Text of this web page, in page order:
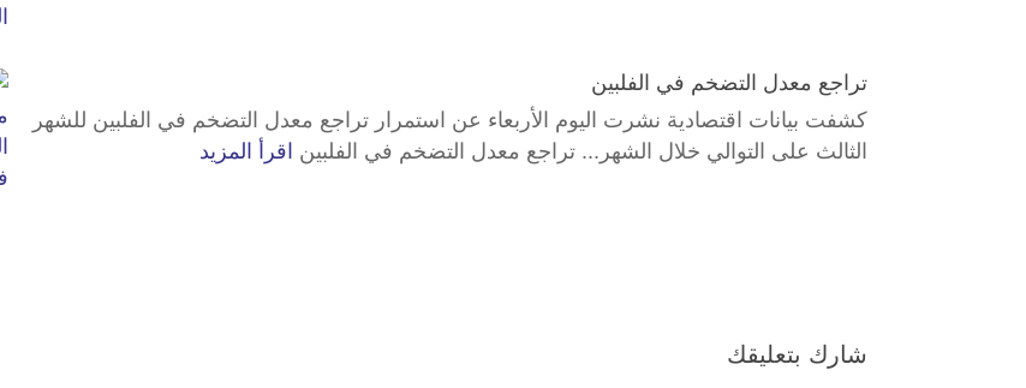
تراجع معدل التضخم في الفلبين
كشفت بيانات اقتصادية نشرت اليوم الأربعاء عن استمرار تراجع معدل ‌التضخم في الفلبين للشهر
الثالث ​على التوالي خلال الشهر... تراجع معدل التضخم في الفلبين اقرأ المزيد
شارك بتعليقك